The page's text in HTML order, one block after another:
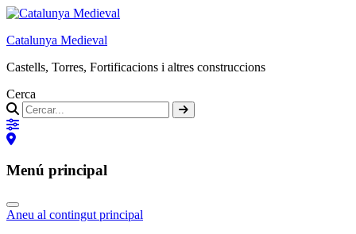
Catalunya Medieval
Castells, Torres, Fortificacions i altres construccions
Cerca
Menú principal
Aneu al contingut principal